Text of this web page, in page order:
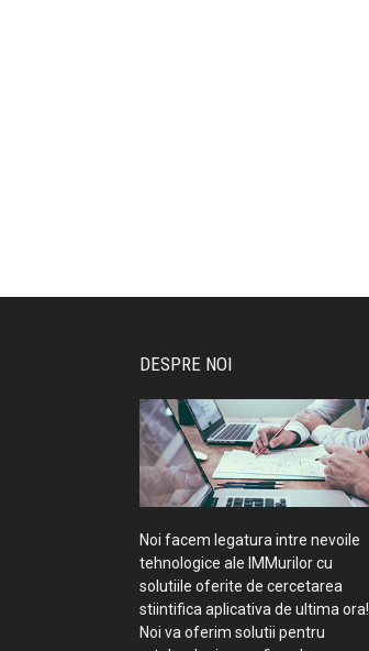
DESPRE NOI
Noi facem legatura intre nevoile
tehnologice ale IMMurilor cu
solutiile oferite de cercetarea
stiintifica aplicativa de ultima ora!
Noi va oferim solutii pentru